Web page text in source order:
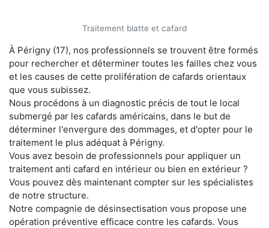
Traitement blatte et cafard
À Périgny (17), nos professionnels se trouvent être formés
pour rechercher et déterminer toutes les failles chez vous
et les causes de cette prolifération de cafards orientaux
que vous subissez.
Nous procédons à un diagnostic précis de tout le local
submergé par les cafards américains, dans le but de
déterminer l'envergure des dommages, et d'opter pour le
traitement le plus adéquat à Périgny.
Vous avez besoin de professionnels pour appliquer un
traitement anti cafard en intérieur ou bien en extérieur ?
Vous pouvez dès maintenant compter sur les spécialistes
de notre structure.
Notre compagnie de désinsectisation vous propose une
opération préventive efficace contre les cafards. Vous